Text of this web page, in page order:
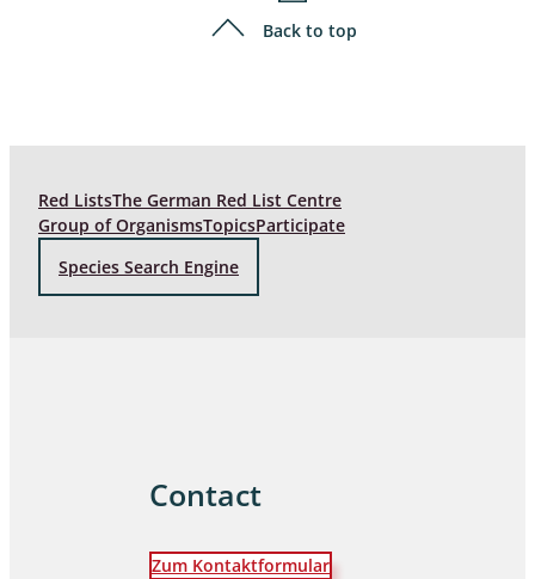
Back to top
Red ListsThe German Red List Centre
Group of OrganismsTopicsParticipate
Species Search Engine
Contact
Zum Kontaktformular